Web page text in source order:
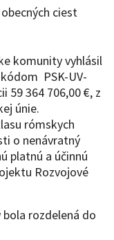
ciest
komunity vyhlásil
PSK-UV-
59 364 706,00 €, z
únie.
rómskych
o nenávratný
platnú a účinnú
Rozvojové
rozdelená do